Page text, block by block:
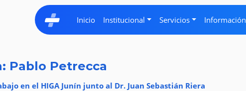
Inicio Institucional Servicios Información
Pablo Petrecca
en el HIGA Junín junto al Dr. Juan Sebastián Riera